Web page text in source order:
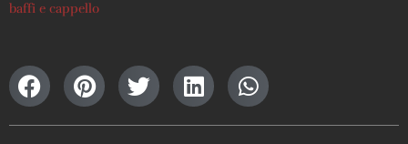
baffi e cappello